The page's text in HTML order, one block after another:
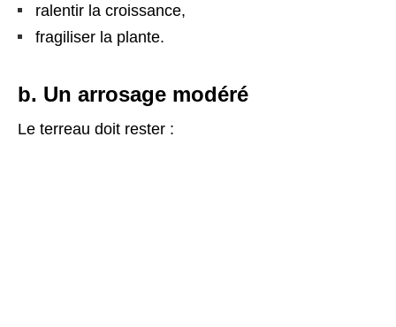
ralentir la croissance,
fragiliser la plante.
b. Un arrosage modéré
Le terreau doit rester :